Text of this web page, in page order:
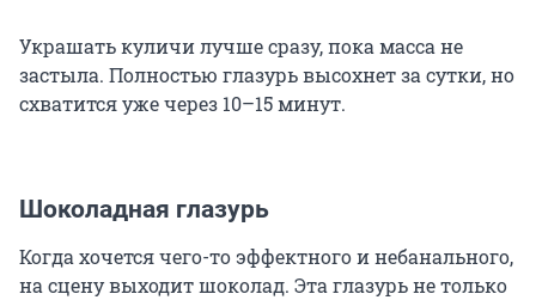
Украшать куличи лучше сразу, пока масса не
застыла. Полностью глазурь высохнет за сутки, но
схватится уже через 10–15 минут.
Шоколадная глазурь
Когда хочется чего-то эффектного и небанального,
на сцену выходит шоколад. Эта глазурь не только